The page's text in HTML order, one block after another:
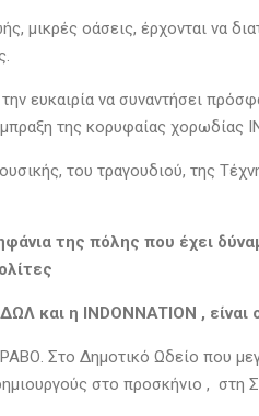
μικρές οάσεις, έρχονται να
ευκαιρία να συναντήσει
της κορυφαίας χορωδίας
του τραγουδιού, της
της πόλης που έχει
και η ΙNDOΝNATION , είναι
Στο Δημοτικό Ωδείο που
στο προσκήνιο , στη